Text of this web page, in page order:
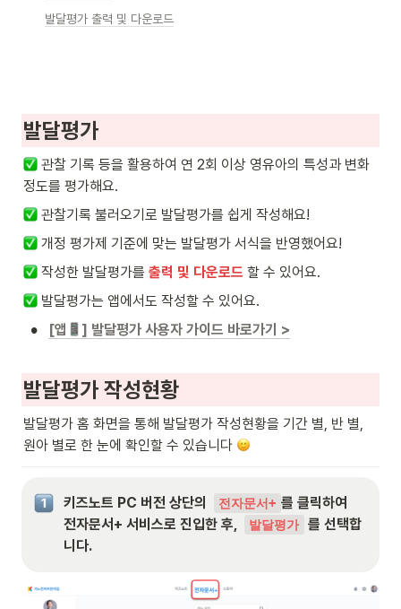
발달평가 출력 및 다운로드
발달평가
관찰 기록 등을 활용하여 연 2회 이상 영유아의 특성과 변화
정도를 평가해요.
관찰기록 불러오기로 발달평가를 쉽게 작성해요!
개정 평가제 기준에 맞는 발달평가 서식을 반영했어요!
작성한 발달평가를 출력 및 다운로드 할 수 있어요.
발달평가는 앱에서도 작성할 수 있어요.
• [앱 ] 발달평가 사용자 가이드 바로가기 >
발달평가 작성현황
발달평가 홈 화면을 통해 발달평가 작성현황을 기간 별, 반 별,
원아 별로 한 눈에 확인할 수 있습니다
키즈노트 PC 버전 상단의 전자문서+ 를 클릭하여
전자문서+ 서비스로 진입한 후,
발달평가 를 선택합
니다.